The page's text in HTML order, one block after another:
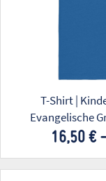
T-Shirt |
Evangelische
16,50 €